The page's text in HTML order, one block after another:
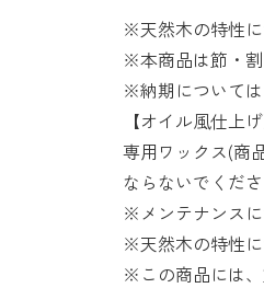
※天然木の特性
※本商品は節・割
※納期については
【オイル風仕上げ
専用ワックス(商
ならないでくだ
※メンテナンスに
※天然木の特性に
※この商品には、